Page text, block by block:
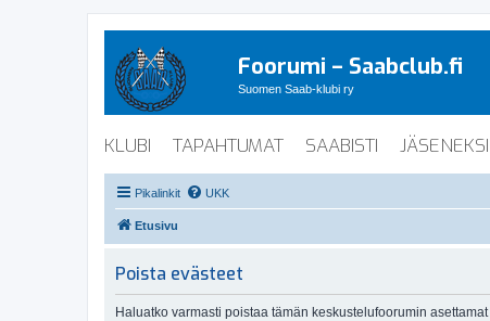
Foorumi – Saabclub.fi
Suomen Saab-klubi ry
KLUBI TAPAHTUMAT SAABISTI JÄSENEKSI
Pikalinkit UKK
Etusivu
Poista evästeet
Haluatko varmasti poistaa tämän keskustelufoorumin